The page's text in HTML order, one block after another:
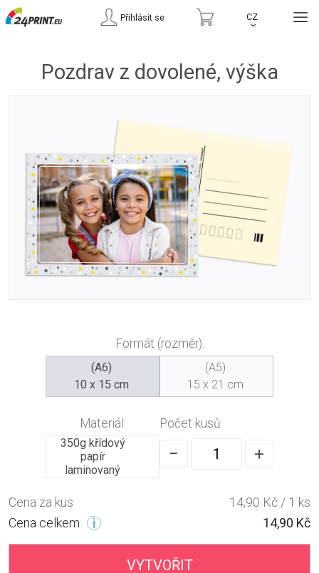
Přihlásit se CZ
›
Pozdrav z dovolené, výška
Formát (rozměr):
(A6)
10 x 15 cm
(A5)
15 x 21 cm
Materiál:
350g křídový
papír
laminovaný
Počet kusů:
− +
Cena za kus
14,90 Kč / 1 ks
Cena celkem
14,90 Kč
VYTVOŘIT